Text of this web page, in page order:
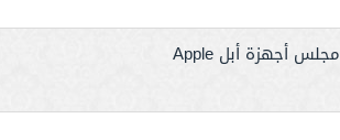
مجلس أجهزة أبل Apple